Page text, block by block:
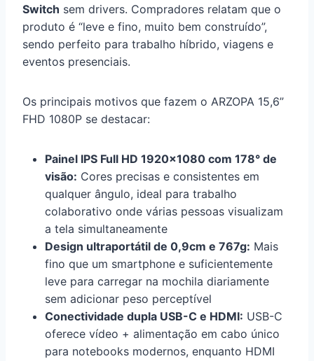
Switch sem drivers. Compradores relatam que o
produto é “leve e fino, muito bem construído”,
sendo perfeito para trabalho híbrido, viagens e
eventos presenciais.
Os principais motivos que fazem o ARZOPA 15,6”
FHD 1080P se destacar:
Painel IPS Full HD 1920×1080 com 178° de
visão: Cores precisas e consistentes em
qualquer ângulo, ideal para trabalho
colaborativo onde várias pessoas visualizam
a tela simultaneamente
Design ultraportátil de 0,9cm e 767g: Mais
fino que um smartphone e suficientemente
leve para carregar na mochila diariamente
sem adicionar peso perceptível
Conectividade dupla USB-C e HDMI: USB-C
oferece vídeo + alimentação em cabo único
para notebooks modernos, enquanto HDMI